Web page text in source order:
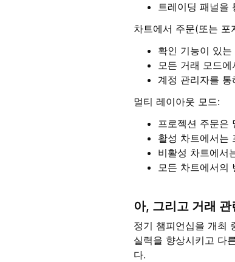
트레이딩 패널을
차트에서 주문(또는
확인 기능이 있
모든 거래 모드
계정 관리자를
멀티 레이아웃 모드:
프로젝션 주문은
활성 차트에서는
비활성 차트에서
모든 차트에서의
아, 그리고 거래
정기 챔피언십을 개최
실력을 향상시키고 다
다.